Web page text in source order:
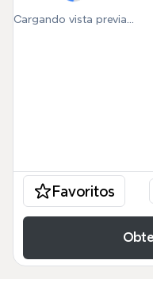
Cargando vista previa...
Favoritos